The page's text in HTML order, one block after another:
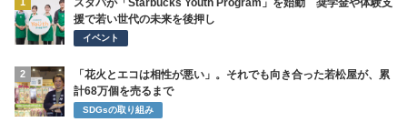
スタバが「Starbucks Youth Program」を始動 奨学金や体験支
援で若い世代の未来を後押し
イベント
2
「花火とエコは相性が悪い」。それでも向き合った若松屋が、累
計68万個を売るまで
SDGsの取り組み